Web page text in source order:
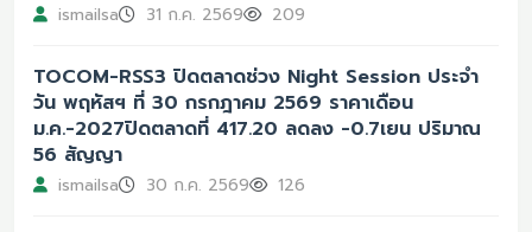
ismailsa 31 ก.ค. 2569 209
TOCOM-RSS3 ปิดตลาดช่วง Night Session ประจำ
วัน พฤหัสฯ ที่ 30 กรกฎาคม 2569 ราคาเดือน
ม.ค.-2027ปิดตลาดที่ 417.20 ลดลง -0.7เยน ปริมาณ
56 สัญญา
ismailsa 30 ก.ค. 2569 126